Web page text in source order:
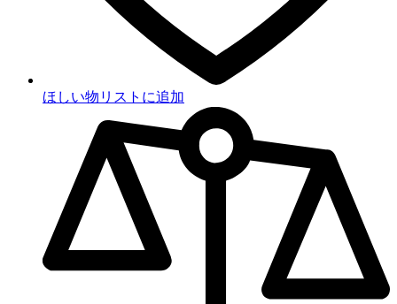
ほしい物リストに追加